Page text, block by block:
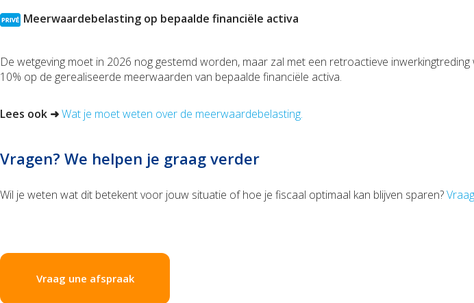
Meerwaardebelasting op bepaalde financiële activa
De wetgeving moet in 2026 nog gestemd worden, maar zal met een retroactieve
10% op de gerealiseerde meerwaarden van bepaalde financiële activa.
Lees ook ➜Wat je moet weten over de meerwaardebelasting.
Vragen? We helpen je graag verder
Wil je weten wat dit betekent voor jouw situatie of hoe je fiscaal optimaal kan blijven sparen?
Vraag une afspraak